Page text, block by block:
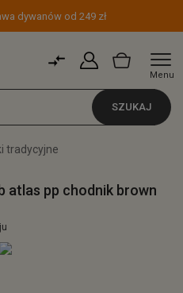
dywanów od 249 zł
Menu
SZUKAJ
tradycyjne
atlas pp chodnik brown